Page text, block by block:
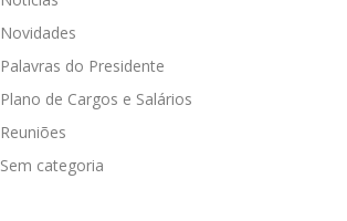
Novidades
Palavras do Presidente
Plano de Cargos e Salários
Reuniões
Sem categoria